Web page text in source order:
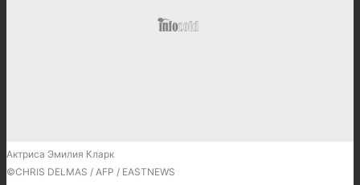
Актриса Эмилия Кларк
©CHRIS DELMAS / AFP / EASTNEWS